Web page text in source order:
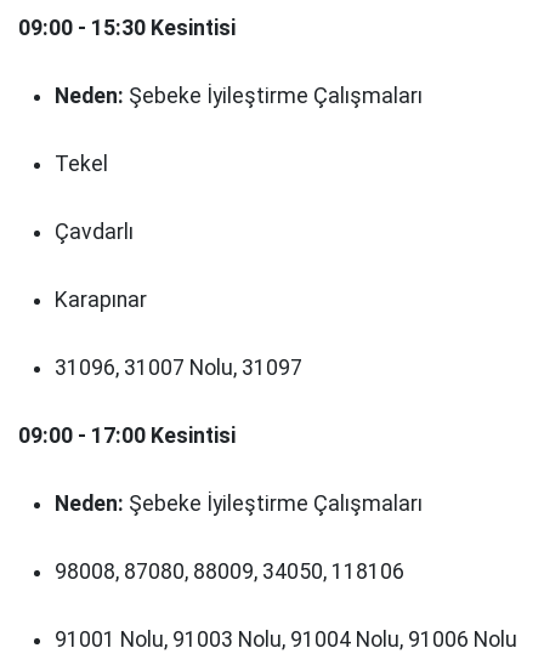
09:00 - 15:30 Kesintisi
Neden: Şebeke İyileştirme Çalışmaları
Tekel
Çavdarlı
Karapınar
31096, 31007 Nolu, 31097
09:00 - 17:00 Kesintisi
Neden: Şebeke İyileştirme Çalışmaları
98008, 87080, 88009, 34050, 118106
91001 Nolu, 91003 Nolu, 91004 Nolu, 91006 Nolu